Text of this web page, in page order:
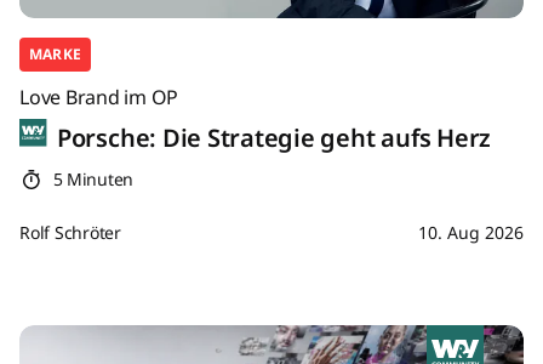
MARKE
Love Brand im OP
Porsche: Die Strategie geht aufs Herz
5 Minuten
Rolf Schröter 10. Aug 2026